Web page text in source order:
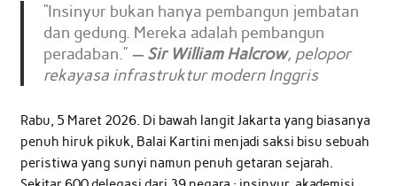
“Insinyur bukan hanya pembangun jembatan
dan gedung. Mereka adalah pembangun
peradaban.” — Sir William Halcrow, pelopor
rekayasa infrastruktur modern Inggris
Rabu, 5 Maret 2026. Di bawah langit Jakarta yang biasanya
penuh hiruk pikuk, Balai Kartini menjadi saksi bisu sebuah
peristiwa yang sunyi namun penuh getaran sejarah.